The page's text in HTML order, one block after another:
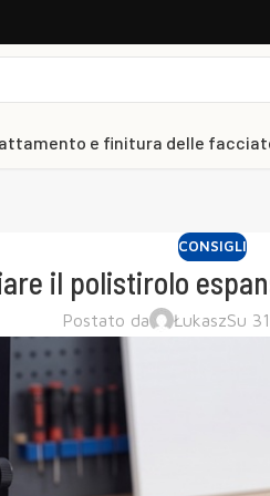
e finitura delle
CONSIGLI
il polistirolo
Postato da ŁukaszSu